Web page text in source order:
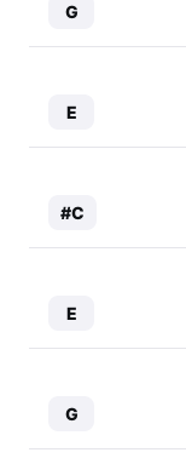
G
E
C#
E
G